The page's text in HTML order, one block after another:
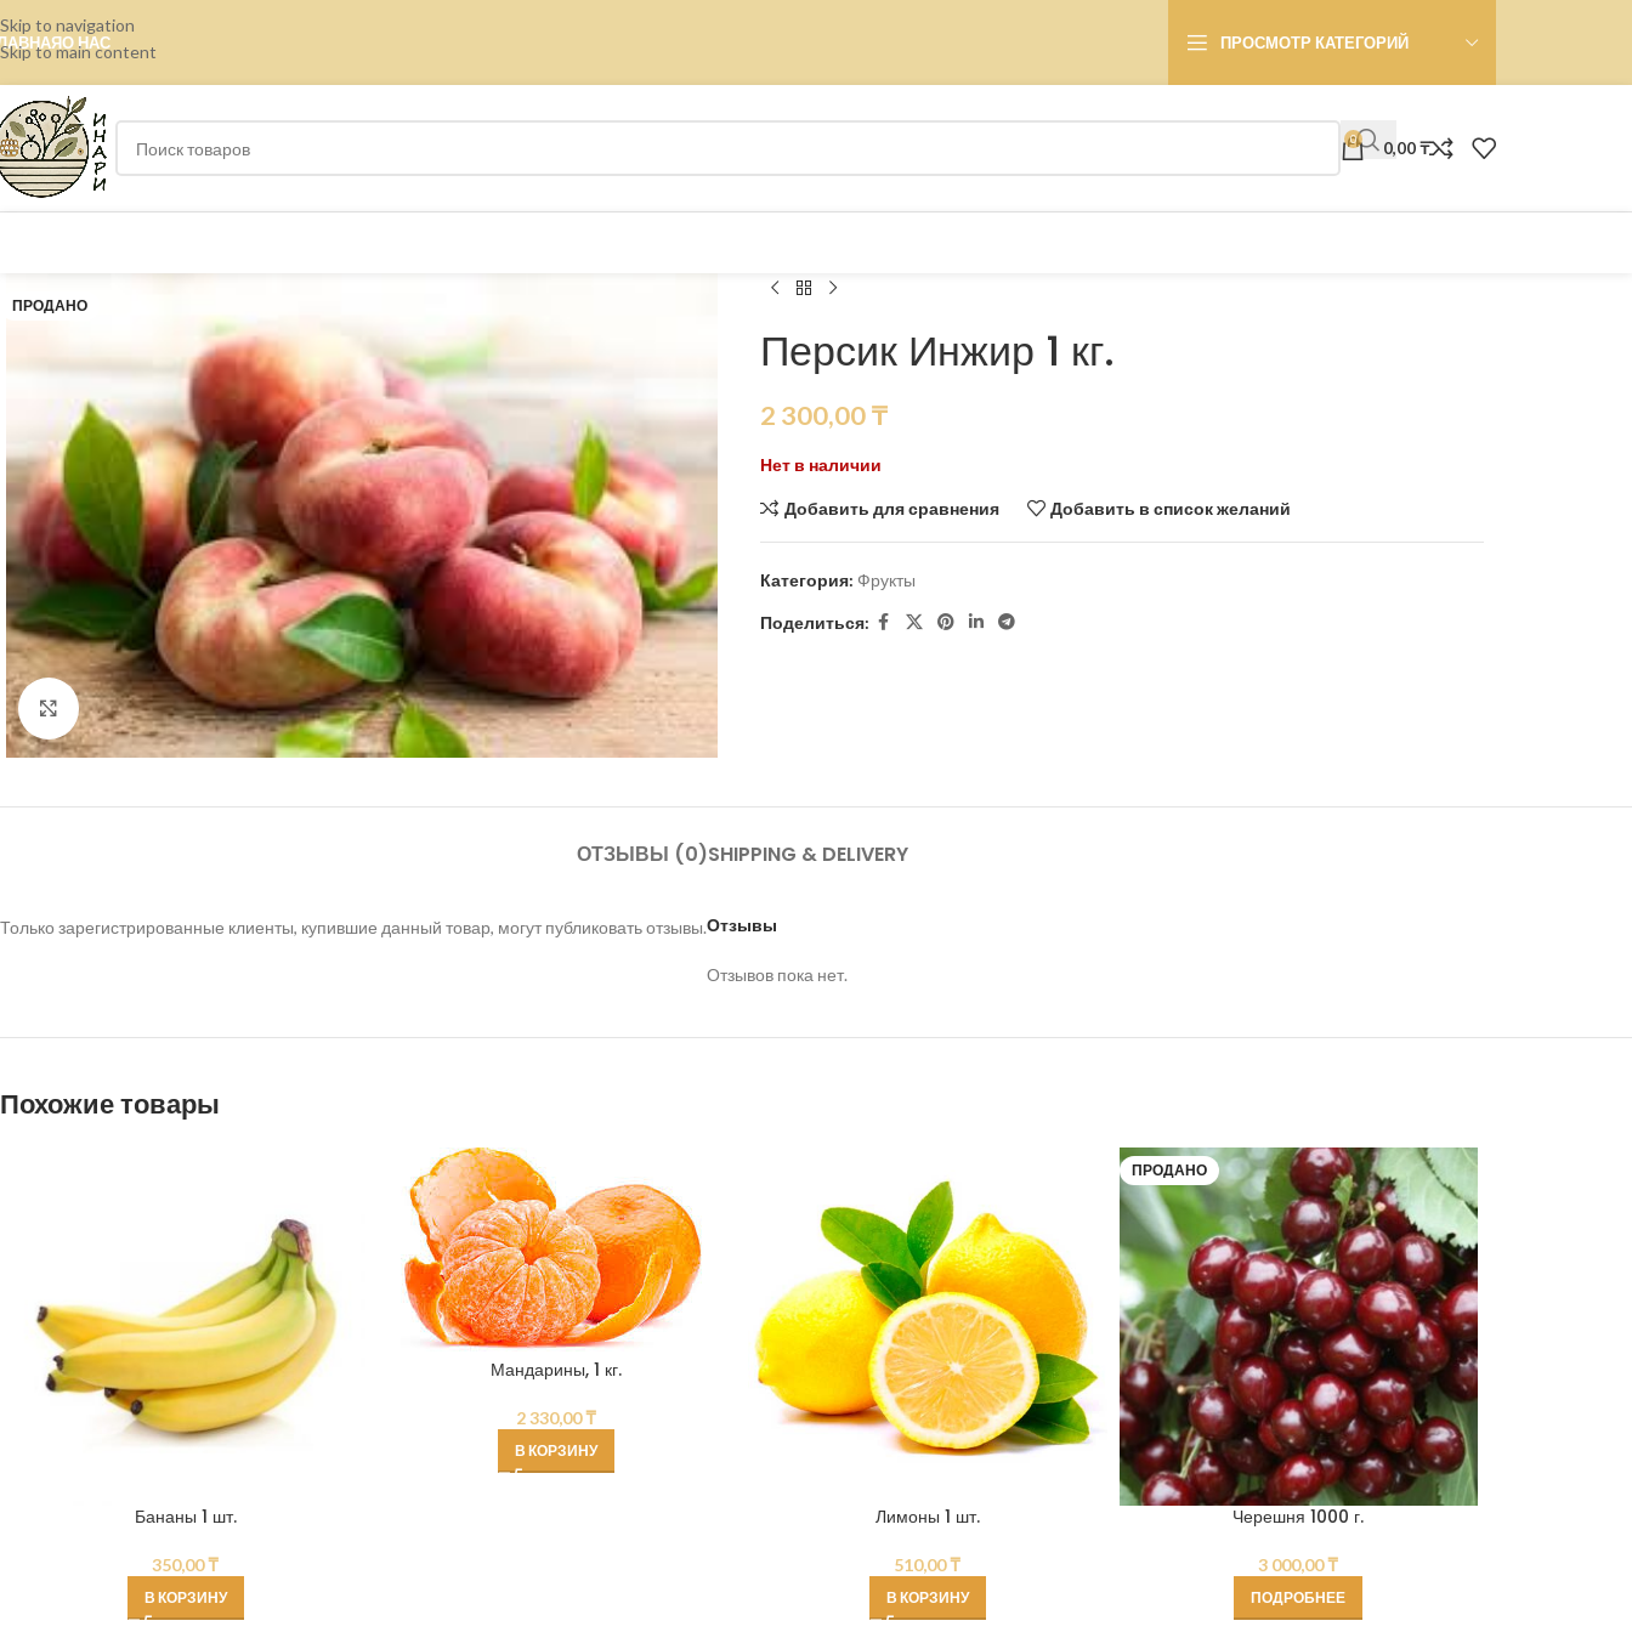
Skip to navigation
Skip to main content
О НАС ПРОСМОТР КАТЕГОРИЙ
0 0,00₸
ПРОДАНО
Нажмите, чтобы увеличить
Персик Инжир 1 кг.
2 300,00₸
Нет в наличии
Добавить для сравнения Добавить в список желаний
Категория: Фрукты
Поделиться:
ОТЗЫВЫ (0)SHIPPING & DELIVERY
Отзывы
Отзывов пока нет.
Только зарегистрированные клиенты, купившие данный товар, могут публиковать отзывы.
Похожие товары
Бананы 1 шт.
350,00₸
В КОРЗИНУ
Мандарины, 1 кг.
2 330,00₸
В КОРЗИНУ
Лимоны 1 шт.
510,00₸
В КОРЗИНУ
ПРОДАНО
Черешня 1000 г.
3 000,00₸
ПОДРОБНЕЕ